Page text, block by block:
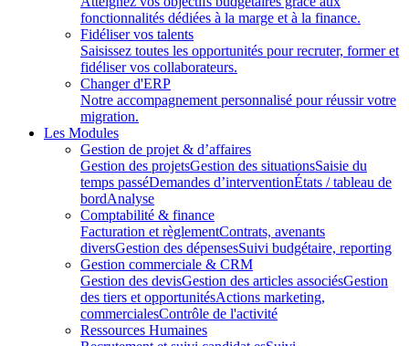
fonctionnalités dédiées à la marge et à la finance.
Fidéliser vos talents
Saisissez toutes les opportunités pour recruter, former et
fidéliser vos collaborateurs.
Changer d'ERP
Notre accompagnement personnalisé pour réussir votre
migration.
Les Modules
Gestion de projet & d’affaires
Gestion des projetsGestion des situationsSaisie du
temps passéDemandes d’interventionÉtats / tableau de
bordAnalyse
Comptabilité & finance
Facturation et règlementContrats, avenants
diversGestion des dépensesSuivi budgétaire, reporting
Gestion commerciale & CRM
Gestion des devisGestion des articles associésGestion
des tiers et opportunitésActions marketing,
commercialesContrôle de l'activité
Ressources Humaines